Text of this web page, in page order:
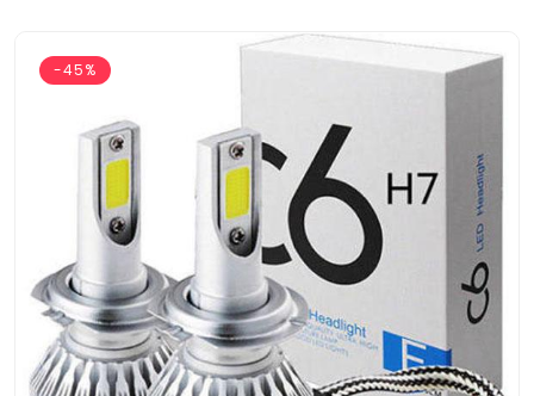
-45%